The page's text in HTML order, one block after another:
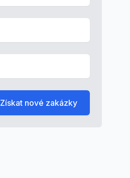
Získat nové zakázky